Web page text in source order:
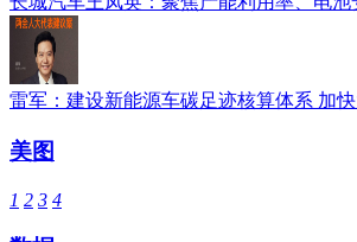
雷军：建设新能源车碳足迹核算体系 加
美图
1 2 3 4